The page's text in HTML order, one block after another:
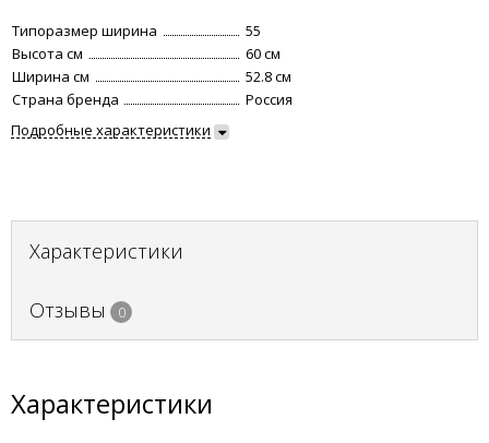
Типоразмер ширина
55
Высота см
60 см
Ширина см
52.8 см
Страна бренда
Россия
Подробные характеристики
Характеристики
Отзывы 0
Характеристики